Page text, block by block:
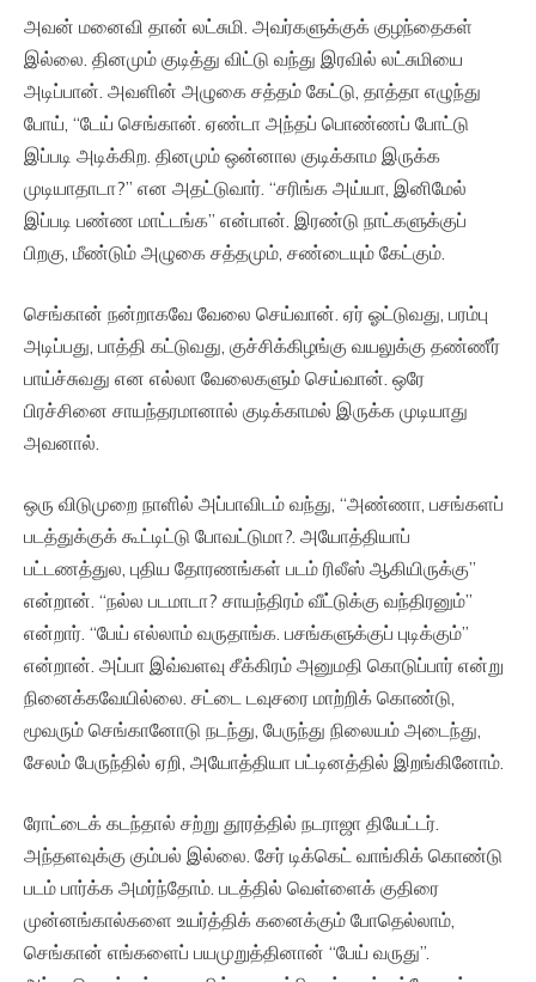
அவன் மனைவி தான் லட்சுமி. அவர்களுக்குக் குழந்தைகள்
இல்லை. தினமும் குடித்து விட்டு வந்து இரவில் லட்சுமியை
அடிப்பான். அவளின் அழுகை சத்தம் கேட்டு, தாத்தா எழுந்து
போய், “டேய் செங்கான். ஏண்டா அந்தப் பொண்ணப் போட்டு
இப்படி அடிக்கிற. தினமும் ஒன்னால குடிக்காம இருக்க
முடியாதாடா?” என அதட்டுவார். “சரிங்க அய்யா, இனிமேல்
இப்படி பண்ண மாட்டங்க” என்பான். இரண்டு நாட்களுக்குப்
பிறகு, மீண்டும் அழுகை சத்தமும், சண்டையும் கேட்கும்.
செங்கான் நன்றாகவே வேலை செய்வான். ஏர் ஓட்டுவது, பரம்பு
அடிப்பது, பாத்தி கட்டுவது, குச்சிக்கிழங்கு வயலுக்கு தண்ணீர்
பாய்ச்சுவது என எல்லா வேலைகளும் செய்வான். ஒரே
பிரச்சினை சாயந்தரமானால் குடிக்காமல் இருக்க முடியாது
அவனால்.
ஒரு விடுமுறை நாளில் அப்பாவிடம் வந்து, “அண்ணா, பசங்களப்
படத்துக்குக் கூட்டிட்டு போவட்டுமா?. அயோத்தியாப்
பட்டணத்துல, புதிய தோரணங்கள் படம் ரிலீஸ் ஆகியிருக்கு”
என்றான். “நல்ல படமாடா? சாயந்திரம் வீட்டுக்கு வந்திரனும்”
என்றார். “பேய் எல்லாம் வருதாங்க. பசங்களுக்குப் புடிக்கும்”
என்றான். அப்பா இவ்வளவு சீக்கிரம் அனுமதி கொடுப்பார் என்று
நினைக்கவேயில்லை. சட்டை டவுசரை மாற்றிக் கொண்டு,
மூவரும் செங்கானோடு நடந்து, பேருந்து நிலையம் அடைந்து,
சேலம் பேருந்தில் ஏறி, அயோத்தியா பட்டினத்தில் இறங்கினோம்.
ரோட்டைக் கடந்தால் சற்று தூரத்தில் நடராஜா தியேட்டர்.
அந்தளவுக்கு கும்பல் இல்லை. சேர் டிக்கெட் வாங்கிக் கொண்டு
படம் பார்க்க அமர்ந்தோம். படத்தில் வெள்ளைக் குதிரை
முன்னங்கால்களை உயர்த்திக் கனைக்கும் போதெல்லாம்,
செங்கான் எங்களைப் பயமுறுத்தினான் “பேய் வருது”.